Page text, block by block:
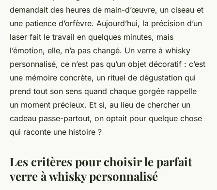
demandait des heures de main-d’œuvre, un ciseau et
une patience d’orfèvre. Aujourd’hui, la précision d’un
laser fait le travail en quelques minutes, mais
l’émotion, elle, n’a pas changé. Un verre à whisky
personnalisé, ce n’est pas qu’un objet décoratif : c’est
une mémoire concrète, un rituel de dégustation qui
prend tout son sens quand chaque gorgée rappelle
un moment précieux. Et si, au lieu de chercher un
cadeau passe-partout, on optait pour quelque chose
qui raconte une histoire ?
Les critères pour choisir le parfait
verre à whisky personnalisé